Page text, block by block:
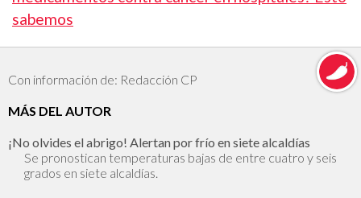
sabemos
Con información de: Redacción CP
MÁS DEL AUTOR
¡No olvides el abrigo! Alertan por frío en siete alcaldías
Se pronostican temperaturas bajas de entre cuatro y seis
grados en siete alcaldías.